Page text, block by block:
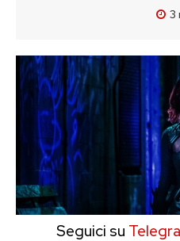
3
Seguici su